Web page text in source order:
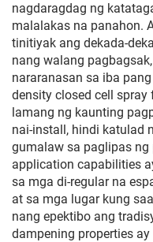
nagdaragdag ng
malalakas na panahon.
tinitiyak ang dekada-
nang walang
nararanasan sa iba
density closed cell
lamang ng kaunting
nai-install, hindi katulad
gumalaw sa paglipas ng
application capabilities
sa mga di-regular na
at sa mga lugar kung
nang epektibo ang
dampening properties